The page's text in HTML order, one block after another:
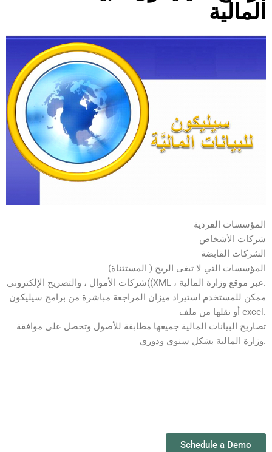
المالية
المؤسسات الفردية
شركات الأشخاص
الشركات القابضة
المؤسسات التي لا تبغى الربح ( المستثناة)
شركات الأموال ، والتصريح الإلكتروني((XML ، عبر موقع وزارة المالية.
ممكن للمستخدم استيراد ميزان المراجعة مباشرة من برامج سيليكون
أو نقلها من ملف excel.
تصاريح البيانات المالية جميعها مطابقة للأصول وتحصل على موافقة
وزارة المالية بشكل سنوي ودوري.
Schedule a Demo